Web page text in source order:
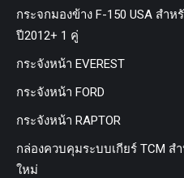
กระจกมองข้าง F-150 USA สำห
ปี2012+ 1 คู่
กระจังหน้า EVEREST
กระจังหน้า FORD
กระจังหน้า RAPTOR
กล่องควบคุมระบบเกียร์ TCM ส
ใหม่